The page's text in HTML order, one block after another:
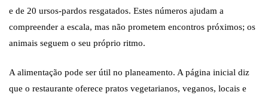
e de 20 ursos-pardos resgatados. Estes números ajudam a
compreender a escala, mas não prometem encontros próximos; os
animais seguem o seu próprio ritmo.
A alimentação pode ser útil no planeamento. A página inicial diz
que o restaurante oferece pratos vegetarianos, veganos, locais e